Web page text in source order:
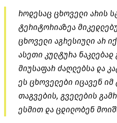
როდესაც ცხოველი არის
ტერიტორიაზეა
ცხოველი აგრესიული არ
ასეთი კულტურა
მიუსაფარ ძაღლებსა და
ეს ცხოველები იცავენ
თაგვების, გველების
ესმით და ცდილობენ